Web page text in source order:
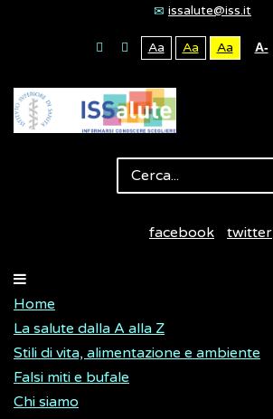
issalute@iss.it
Aa Aa Aa A-
facebook twitter
Home
La salute dalla A alla Z
Stili di vita, alimentazione e ambiente
Falsi miti e bufale
Chi siamo